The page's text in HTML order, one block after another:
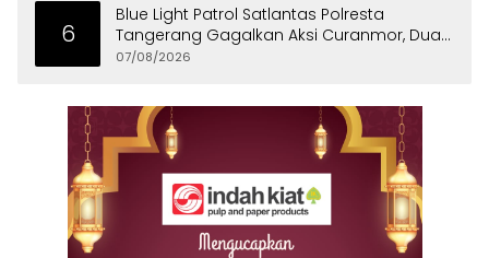
6
Blue Light Patrol Satlantas Polresta
Tangerang Gagalkan Aksi Curanmor, Dua
Pria Diamankan
07/08/2026